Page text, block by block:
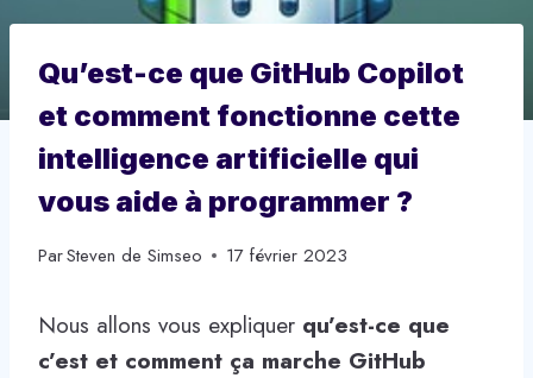
Qu’est-ce que GitHub Copilot
et comment fonctionne cette
intelligence artificielle qui
vous aide à programmer ?
ParSteven de Simseo 17 février 2023
Nous allons vous expliquer qu’est-ce que
c’est et comment ça marche GitHub